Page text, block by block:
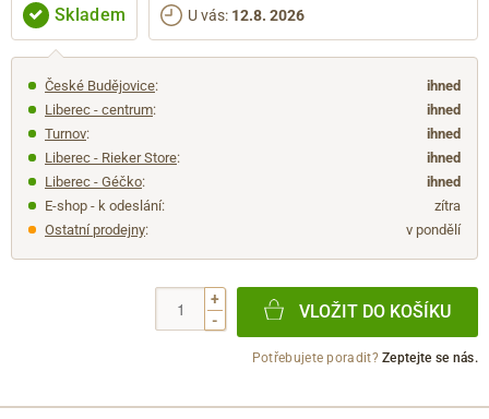
Skladem U vás: 12.8. 2026
České Budějovice:
ihned
Liberec - centrum:
ihned
Turnov:
ihned
Liberec - Rieker Store:
ihned
Liberec - Géčko:
ihned
E-shop - k odeslání:
zítra
Ostatní prodejny: v pondělí
+
-
VLOŽIT DO KOŠÍKU
Potřebujete poradit?Zeptejte se nás.